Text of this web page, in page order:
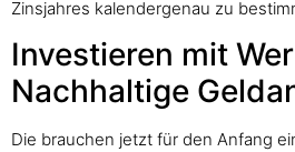
Zinsjahres kalendergenau zu
Investieren mit
Nachhaltige
Die brauchen jetzt für den Anfang